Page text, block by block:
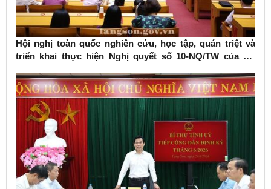
Hội nghị toàn quốc nghiên cứu, học tập, quán triệt và
triển khai thực hiện Nghị quyết số 10-NQ/TW của Bộ